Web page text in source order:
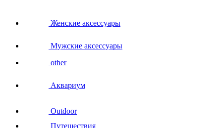
Женские аксессуары
Мужские аксессуары
other
Аквариум
Outdoor
Путешествия